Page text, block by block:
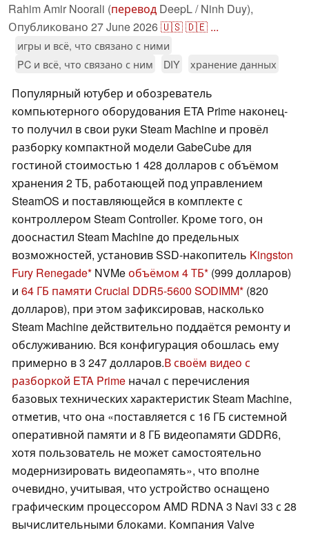
Rahim Amir Noorali (перевод DeepL / Ninh Duy),
Опубликовано 27 June 2026🇺🇸🇩🇪 ...
игры и всё, что связано с ними
PC и всё, что связано с ним
DIY хранение данных
Популярный ютубер и обозреватель
компьютерного оборудования ETA Prime наконец-
то получил в свои руки Steam Machine и провёл
разборку компактной модели GabeCube для
гостиной стоимостью 1 428 долларов с объёмом
хранения 2 ТБ, работающей под управлением
SteamOS и поставляющейся в комплекте с
контроллером Steam Controller. Кроме того, он
дооснастил Steam Machine до предельных
возможностей, установив SSD-накопитель Kingston
Fury Renegade NVMeобъёмом 4 ТБ (999 долларов)
и 64 ГБ памяти Crucial DDR5-5600 SODIMM (820
долларов), при этом зафиксировав, насколько
Steam Machine действительно поддаётся ремонту и
обслуживанию. Вся конфигурация обошлась ему
примерно в 3 247 долларов.В своём видео с
разборкой ETA Prime начал с перечисления
базовых технических характеристик Steam Machine,
отметив, что она «поставляется с 16 ГБ системной
оперативной памяти и 8 ГБ видеопамяти GDDR6,
хотя пользователь не может самостоятельно
модернизировать видеопамять», что вполне
очевидно, учитывая, что устройство оснащено
графическим процессором AMD RDNA 3 Navi 33 с 28
вычислительными блоками. Компания Valve